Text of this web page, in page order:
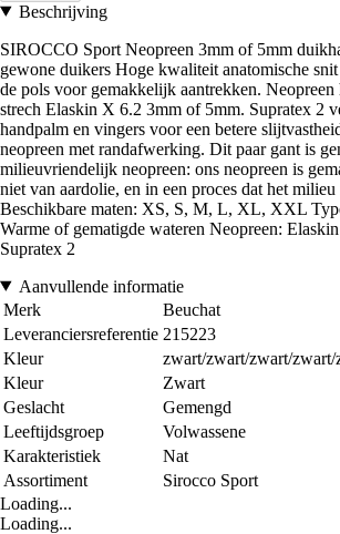
Beschrijving
SIROCCO Sport Neopreen 3mm of 5mm
gewone duikers Hoge kwaliteit anatomische
de pols voor gemakkelijk aantrekken. Neopreen
strech Elaskin X 6.2 3mm of 5mm. Supratex 2
handpalm en vingers voor een betere
neopreen met randafwerking. Dit paar gant is
milieuvriendelijk neopreen: ons neopreen is
niet van aardolie, en in een proces dat het milieu
Beschikbare maten: XS, S, M, L, XL, XXL
Warme of gematigde wateren Neopreen:
Supratex 2
Aanvullende informatie
Merk
Beuchat
Leveranciersreferentie 215223
Kleur
zwart/zwart/zwart/zwart/
Kleur
Zwart
Geslacht
Gemengd
Leeftijdsgroep
Volwassene
Karakteristiek
Nat
Assortiment
Sirocco Sport
Loading...
Loading...